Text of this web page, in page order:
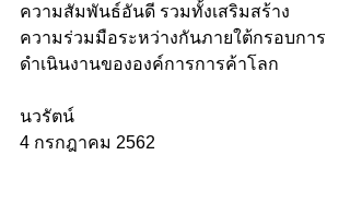
ความสัมพันธ์อันดี รวมทั้งเสริมสร้าง
ความร่วมมือระหว่างกันภายใต้กรอบการ
ดำเนินงานขององค์การการค้าโลก
นวรัตน์
4 กรกฎาคม 2562